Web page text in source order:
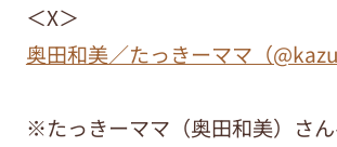
＜X＞
奥田和美／たっきーママ（
※たっきーママ（奥田和美）さ